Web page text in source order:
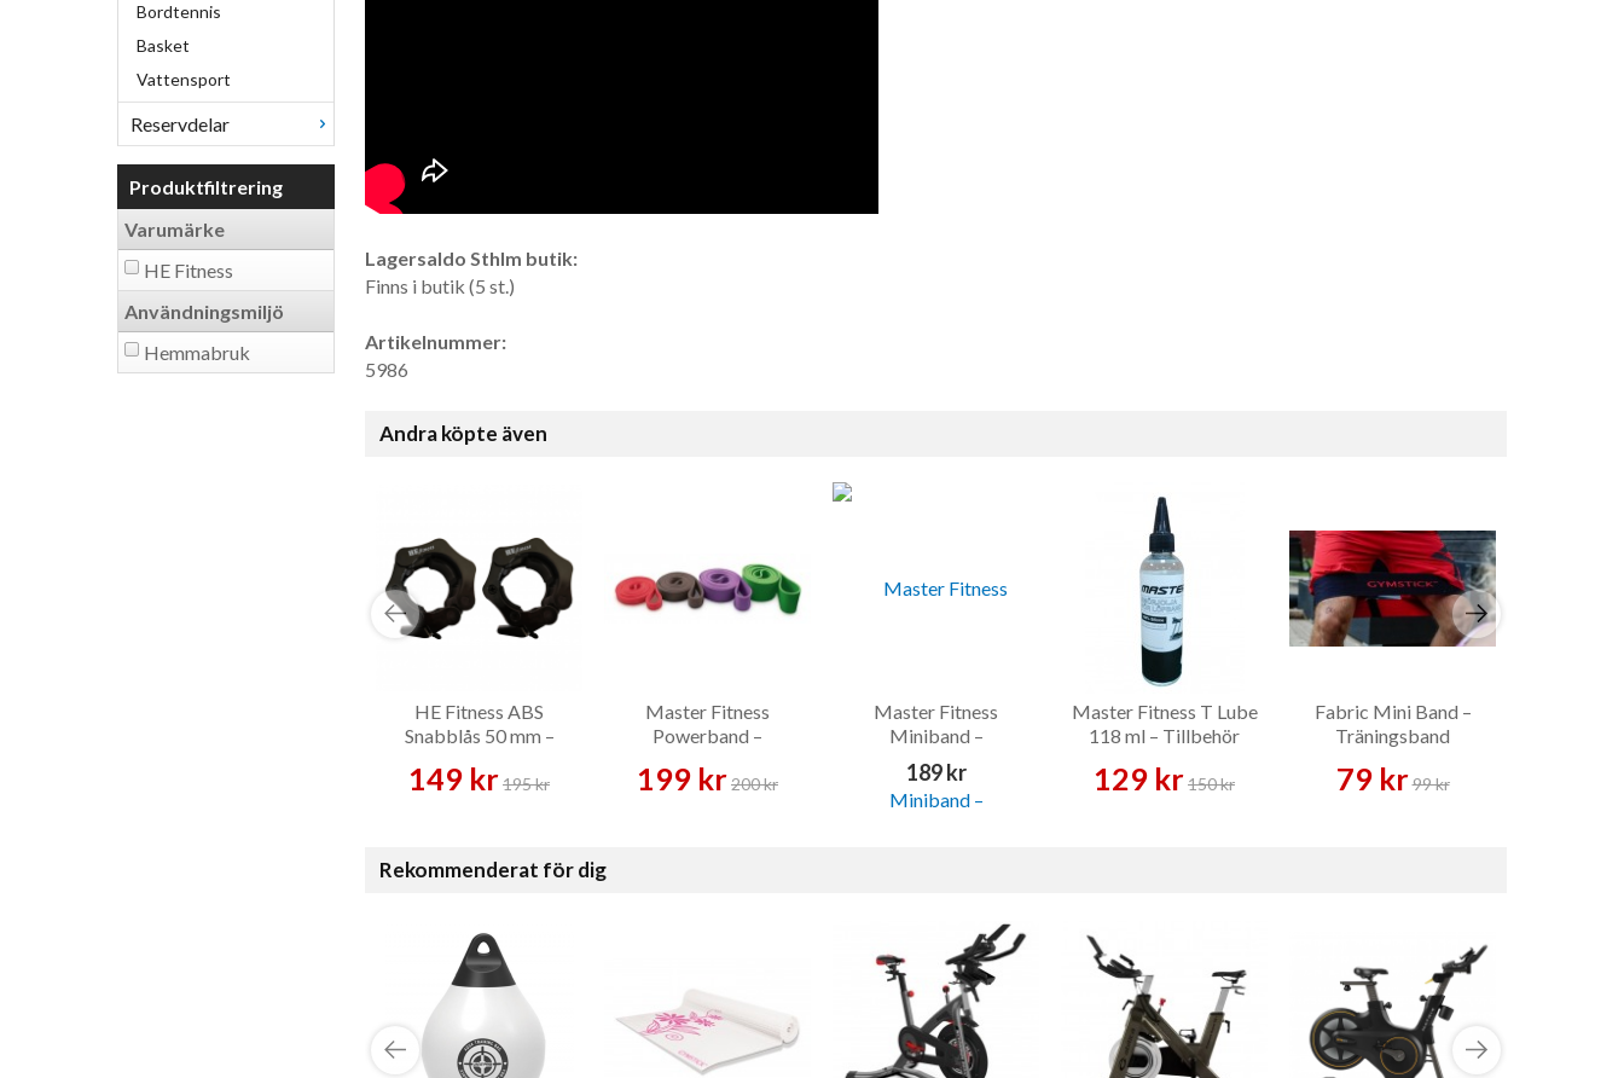
Bordtennis
Basket
Vattensport
Reservdelar
Produktfiltrering
Varumärke
HE Fitness
Användningsmiljö
Hemmabruk
Lagersaldo Sthlm butik:
Finns i butik (5 st.)
Artikelnummer:
5986
Andra köpte även
HE Fitness ABS
Snabblås 50 mm –
149 kr195 kr
Master Fitness
Powerband –
199 kr200 kr
Master Fitness
Miniband –
Träningsband
189 kr
Master Fitness T Lube
118 ml – Tillbehör
129 kr150 kr
Fabric Mini Band –
Träningsband
79 kr99 kr
Rekommenderat för dig